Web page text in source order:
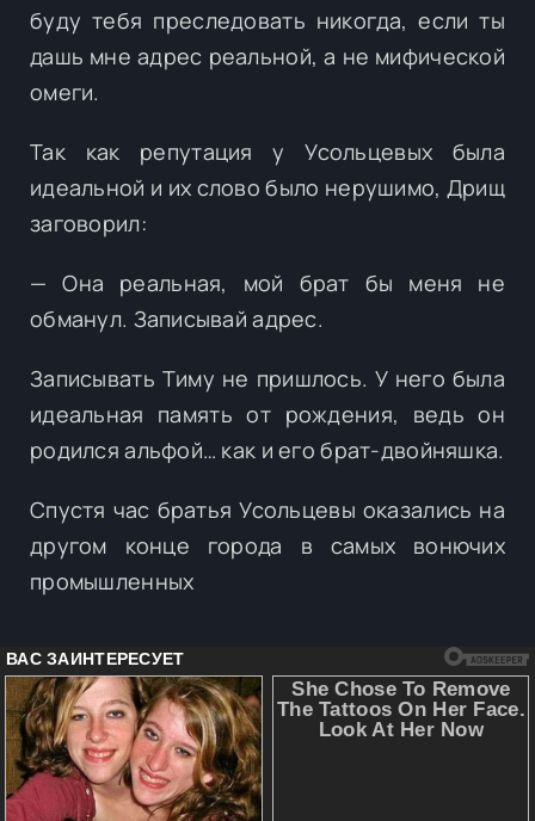
буду тебя преследовать никогда, если ты
дашь мне адрес реальной, а не мифической
омеги.
Так как репутация у Усольцевых была
идеальной и их слово было нерушимо, Дрищ
заговорил:
— Она реальная, мой брат бы меня не
обманул. Записывай адрес.
Записывать Тиму не пришлось. У него была
идеальная память от рождения, ведь он
родился альфой… как и его брат-двойняшка.
Спустя час братья Усольцевы оказались на
другом конце города в самых вонючих
промышленных